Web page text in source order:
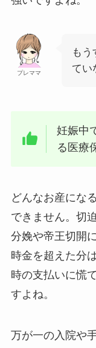
プレママ
もう
てい
妊娠中
る医療
どんなお産にな
できません。切
分娩や帝王切開
時金を超えた分
時の支払いに慌
すよね。
万が一の入院や